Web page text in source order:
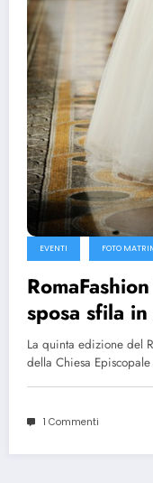
EVENTI FOTO
sposa sfila in
La quinta edizione del
della Chiesa
1 Commenti